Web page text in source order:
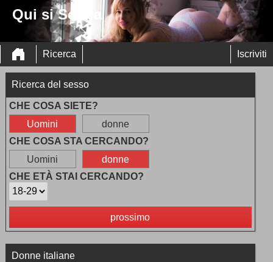
Qui si Scopa
Ricerca Iscriviti
Ricerca del sesso
CHE COSA SIETE?
Uomini
donne
CHE COSA STA CERCANDO?
Uomini
donne
CHE ETÀ STAI CERCANDO?
prossimo
Donne italiane